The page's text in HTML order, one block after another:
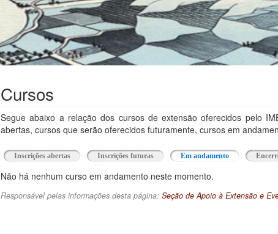
Cursos
Segue abaixo a relação dos cursos de extensão oferecidos pelo
abertas, cursos que serão oferecidos futuramente, cursos em
Inscrições abertas Inscrições futuras Em andamento (aba ativa)
Não há nenhum curso em andamento neste momento.
Responsável pelas informações desta página: Seção de Apoio à Extensão e